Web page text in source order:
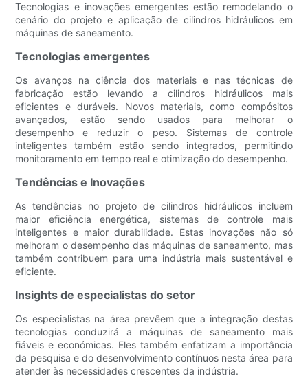
Tecnologias e inovações emergentes estão remodelando o
cenário do projeto e aplicação de cilindros hidráulicos em
máquinas de saneamento.
Tecnologias emergentes
Os avanços na ciência dos materiais e nas técnicas de
fabricação estão levando a cilindros hidráulicos mais
eficientes e duráveis. Novos materiais, como compósitos
avançados, estão sendo usados ​​para melhorar o
desempenho e reduzir o peso. Sistemas de controle
inteligentes também estão sendo integrados, permitindo
monitoramento em tempo real e otimização do desempenho.
Tendências e Inovações
As tendências no projeto de cilindros hidráulicos incluem
maior eficiência energética, sistemas de controle mais
inteligentes e maior durabilidade. Estas inovações não só
melhoram o desempenho das máquinas de saneamento, mas
também contribuem para uma indústria mais sustentável e
eficiente.
Insights de especialistas do setor
Os especialistas na área prevêem que a integração destas
tecnologias conduzirá a máquinas de saneamento mais
fiáveis ​​e económicas. Eles também enfatizam a importância
da pesquisa e do desenvolvimento contínuos nesta área para
atender às necessidades crescentes da indústria.